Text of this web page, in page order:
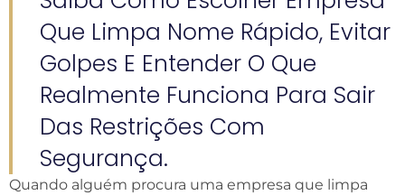
Que Limpa Nome Rápido, Evitar
Golpes E Entender O Que
Realmente Funciona Para Sair
Das Restrições Com
Segurança.
Quando alguém procura uma empresa que limpa